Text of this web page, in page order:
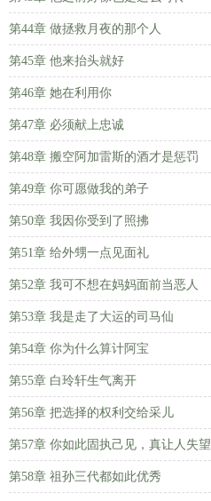
第44章 做拯救月夜的那个人
第45章 他来抬头就好
第46章 她在利用你
第47章 必须献上忠诚
第48章 搬空阿加雷斯的酒才是惩罚
第49章 你可愿做我的弟子
第50章 我因你受到了照拂
第51章 给外甥一点见面礼
第52章 我可不想在妈妈面前当恶人
第53章 我是走了大运的司马仙
第54章 你为什么算计阿宝
第55章 白玲轩生气离开
第56章 把选择的权利交给采儿
第57章 你如此固执己见，真让人失望
第58章 祖孙三代都如此优秀